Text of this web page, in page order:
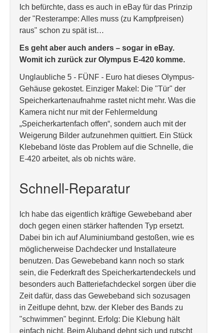
Ich befürchte, dass es auch in eBay für das Prinzip
der "Resterampe: Alles muss (zu Kampfpreisen)
raus" schon zu spät ist…
Es geht aber auch anders – sogar in eBay.
Womit ich zurück zur Olympus E-420 komme.
Unglaubliche 5 - FÜNF - Euro hat dieses Olympus-
Gehäuse gekostet. Einziger Makel: Die "Tür" der
Speicherkartenaufnahme rastet nicht mehr. Was die
Kamera nicht nur mit der Fehlermeldung
„Speicherkartenfach offen“, sondern auch mit der
Weigerung Bilder aufzunehmen quittiert. Ein Stück
Klebeband löste das Problem auf die Schnelle, die
E-420 arbeitet, als ob nichts wäre.
Schnell-Reparatur
Ich habe das eigentlich kräftige Gewebeband aber
doch gegen einen stärker haftenden Typ ersetzt.
Dabei bin ich auf Aluminiumband gestoßen, wie es
möglicherweise Dachdecker und Installateure
benutzen. Das Gewebeband kann noch so stark
sein, die Federkraft des Speicherkartendeckels und
besonders auch Batteriefachdeckel sorgen über die
Zeit dafür, dass das Gewebeband sich sozusagen
in Zeitlupe dehnt, bzw. der Kleber des Bands zu
"schwimmen" beginnt. Erfolg: Die Klebung hält
einfach nicht. Beim Aluband dehnt sich und rutscht